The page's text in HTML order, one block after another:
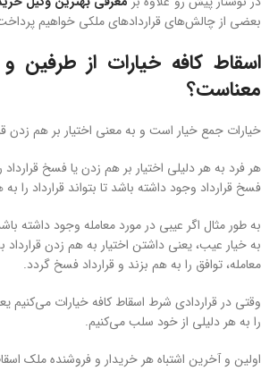
بعضی از چالش‌های قراردادهای ملکی خواهیم
اسقاط کافه خیارات از طرفین
معناست؟
خیارات جمع خیار است و به معنی اختیار بر هم زدن
هر فرد به هر دلیلی اختیار بر هم زدن یا فسخ قرارداد
فسخ قرارداد وجود داشته باشد تا بتواند قرارداد را
به طور مثال اگر عیبی در مورد معامله وجود داشته
به خیار عیب، یعنی داشتن اختیار به هم زدن
معامله، توافق را به هم بزند و قرارداد فسخ گردد.
وقتی در قراردادی شرط اسقاط کافه خیارات می‌کنیم
را به هر دلیلی از خود سلب می‌کنیم.
اولین و آخرین اشتباه هر خریدار و فروشنده ملک